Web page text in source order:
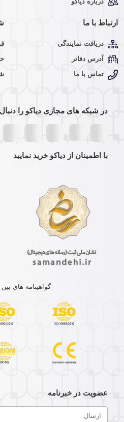
درباره دیاکو
ارتباط با ما
دریافت نمایندگی
آدرس دفاتر
تماس با ما
در شبکه های مجازی دیاکو را دنبال
با اطمینان از دیاکو خرید نمایید
گواهینامه های بین
عضویت در خبرنامه